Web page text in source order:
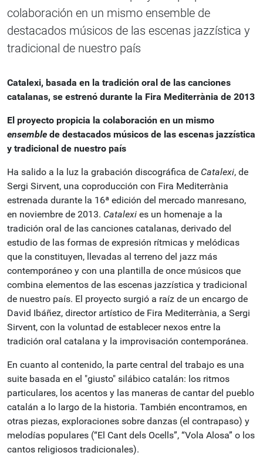
colaboración en un mismo ensemble de
destacados músicos de las escenas jazzística y
tradicional de nuestro país
Catalexi, basada en la tradición oral de las canciones
catalanas, se estrenó durante la Fira Mediterrània de 2013
El proyecto propicia la colaboración en un mismo
ensemble de destacados músicos de las escenas jazzística
y tradicional de nuestro país
Ha salido a la luz la grabación discográfica de Catalexi, de
Sergi Sirvent, una coproducción con Fira Mediterrània
estrenada durante la 16ª edición del mercado manresano,
en noviembre de 2013. Catalexi es un homenaje a la
tradición oral de las canciones catalanas, derivado del
estudio de las formas de expresión rítmicas y melódicas
que la constituyen, llevadas al terreno del jazz más
contemporáneo y con una plantilla de once músicos que
combina elementos de las escenas jazzística y tradicional
de nuestro país. El proyecto surgió a raíz de un encargo de
David Ibáñez, director artístico de Fira Mediterrània, a Sergi
Sirvent, con la voluntad de establecer nexos entre la
tradición oral catalana y la improvisación contemporánea.
En cuanto al contenido, la parte central del trabajo es una
suite basada en el "giusto" silábico catalán: los ritmos
particulares, los acentos y las maneras de cantar del pueblo
catalán a lo largo de la historia. También encontramos, en
otras piezas, exploraciones sobre danzas (el contrapaso) y
melodías populares (“El Cant dels Ocells”, “Vola Alosa” o los
cantos religiosos tradicionales).